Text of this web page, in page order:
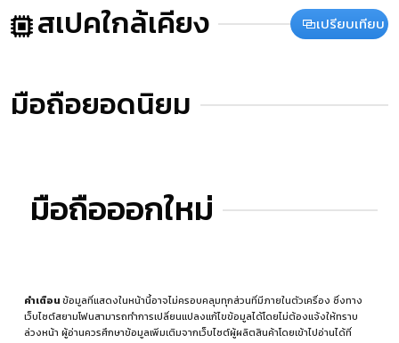
สเปคใกล้เคียง เปรียบเทียบ
มือถือยอดนิยม
มือถือออกใหม่
คำเตือนข้อมูลที่แสดงในหน้านี้อาจไม่ครอบคลุมทุกส่วนที่มีภายในตัวเครื่อง ซึ่งทาง
เว็บไซต์สยามโฟนสามารถทำการเปลี่ยนแปลงแก้ไขข้อมูลได้โดยไม่ต้องแจ้งให้ทราบ
ล่วงหน้า ผู้อ่านควรศึกษาข้อมูลเพิ่มเติมจากเว็บไซต์ผู้ผลิตสินค้าโดยเข้าไปอ่านได้ที่